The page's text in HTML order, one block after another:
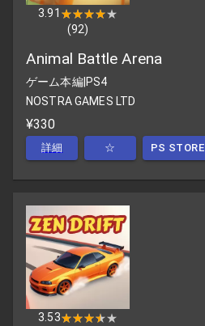
3.91 ★★★★★
★★★★★
(92)
Animal Battle Arena
ゲーム本編|PS4
NOSTRA GAMES LTD
¥330
詳細 ☆ PS STORE
3.53★★★★★
★★★★★